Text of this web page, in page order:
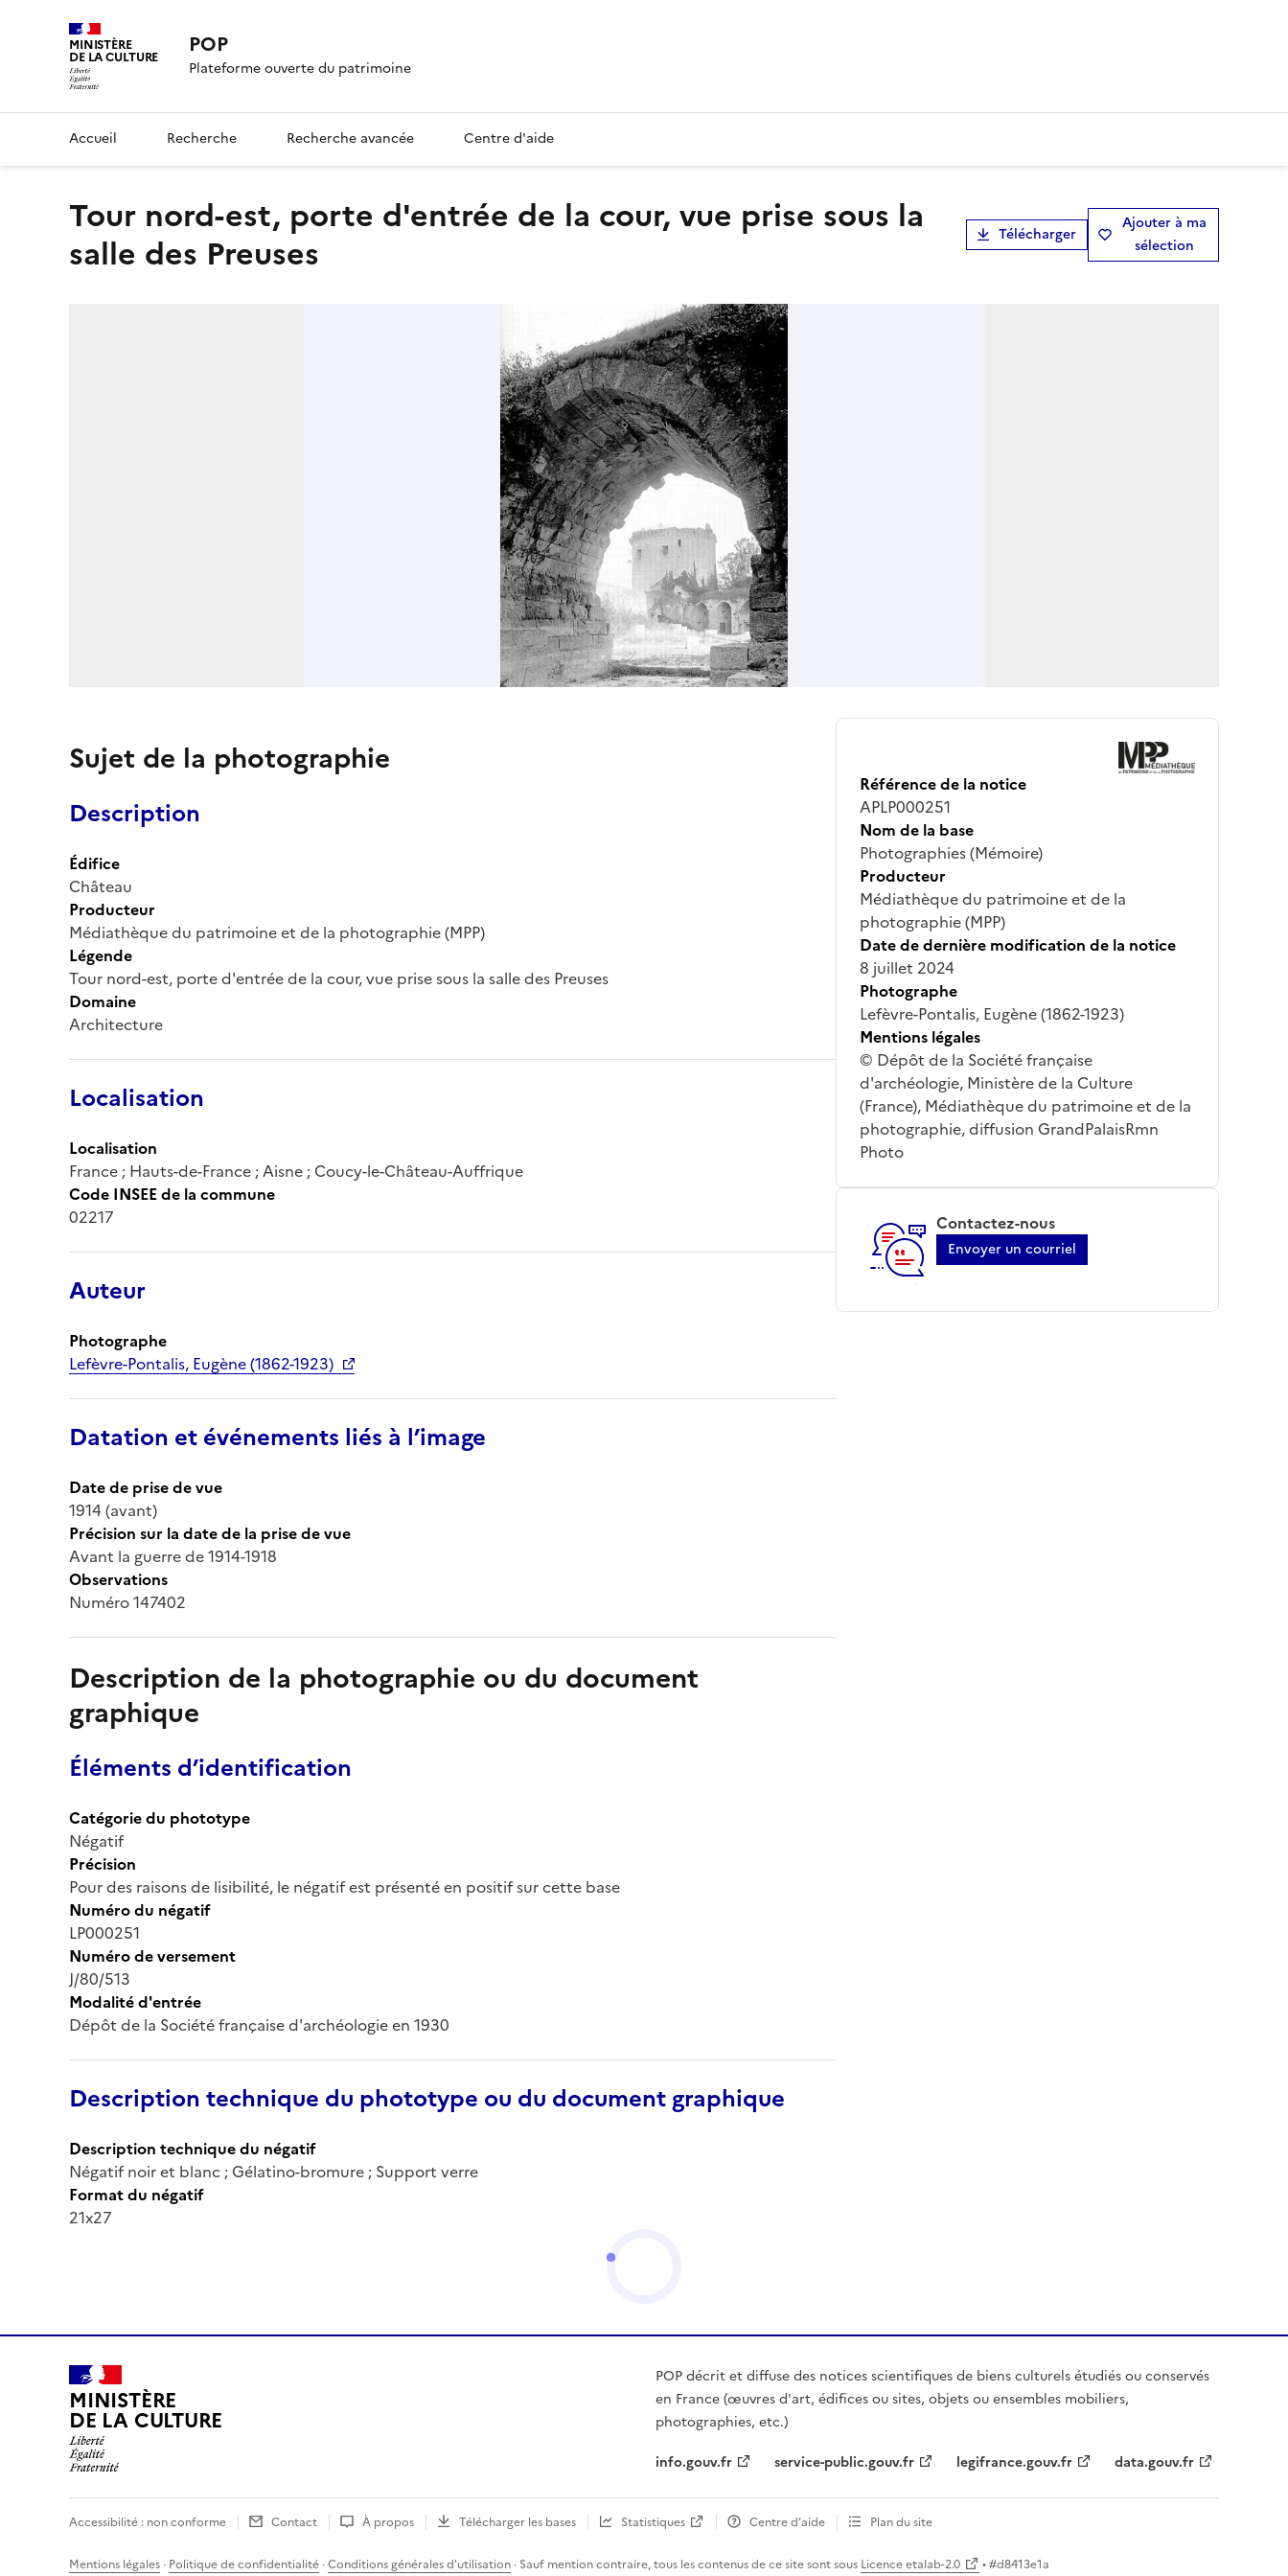
MINISTÈRE
DE LA CULTURE POP
Plateforme ouverte du patrimoine
Accueil Recherche Recherche avancée Centre d'aide
Tour nord-est, porte d'entrée de la cour, vue prise sous la
salle des Preuses
Télécharger
Ajouter à ma
sélection
Sujet de la photographie
Description
Édifice
Château
Producteur
Médiathèque du patrimoine et de la photographie (MPP)
Légende
Tour nord-est, porte d'entrée de la cour, vue prise sous la salle des Preuses
Domaine
Architecture
Localisation
Localisation
France ; Hauts-de-France ; Aisne ; Coucy-le-Château-Auffrique
Code INSEE de la commune
02217
Auteur
Photographe
Lefèvre-Pontalis, Eugène (1862-1923)
Datation et événements liés à l’image
Date de prise de vue
1914 (avant)
Précision sur la date de la prise de vue
Avant la guerre de 1914-1918
Observations
Numéro 147402
Description de la photographie ou du document
graphique
Éléments d’identification
Catégorie du phototype
Négatif
Précision
Pour des raisons de lisibilité, le négatif est présenté en positif sur cette base
Numéro du négatif
LP000251
Numéro de versement
J/80/513
Modalité d'entrée
Dépôt de la Société française d'archéologie en 1930
Description technique du phototype ou du document graphique
Description technique du négatif
Négatif noir et blanc ; Gélatino-bromure ; Support verre
Format du négatif
21x27
Référence de la notice
APLP000251
Nom de la base
Photographies (Mémoire)
Producteur
Médiathèque du patrimoine et de la
photographie (MPP)
Date de dernière modification de la notice
8 juillet 2024
Photographe
Lefèvre-Pontalis, Eugène (1862-1923)
Mentions légales
© Dépôt de la Société française
d'archéologie, Ministère de la Culture
(France), Médiathèque du patrimoine et de la
photographie, diffusion GrandPalaisRmn
Photo
Contactez-nous
Envoyer un courriel
MINISTÈRE
DE LA CULTURE
POP décrit et diffuse des notices scientifiques de biens culturels étudiés ou conservés
en France (œuvres d'art, édifices ou sites, objets ou ensembles mobiliers,
photographies, etc.)
info.gouv.fr
service-public.gouv.fr legifrance.gouv.fr data.gouv.fr
Accessibilité : non conforme Contact À propos Télécharger les bases Statistiques Centre d’aide Plan du site
Mentions légales · Politique de confidentialité ·Conditions générales d'utilisation · Sauf mention contraire, tous les contenus de ce site sont sous Licence etalab-2.0 • #d8413e1a